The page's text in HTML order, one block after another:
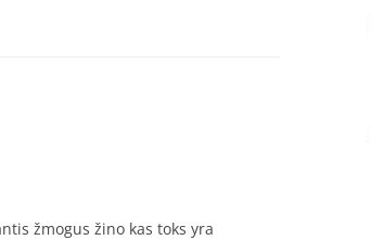
žmogus žino kas toks yra